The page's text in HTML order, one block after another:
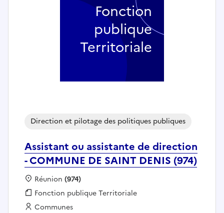
Assistant ou assistante de direction
- COMMUNE DE SAINT DENIS (974)
Direction et pilotage des politiques publiques
Localisation :
Réunion (974)
Fonction publique :
Fonction publique Territoriale
Employeur :
Communes
Fonction
publique
Territoriale